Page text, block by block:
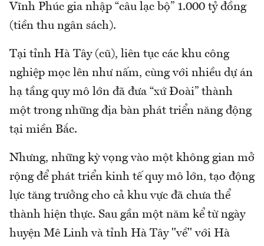
Vĩnh Phúc gia nhập “câu lạc bộ” 1.000 tỷ đồng
(tiền thu ngân sách).
Tại tỉnh Hà Tây (cũ), liên tục các khu công
nghiệp mọc lên như nấm, cùng với nhiều dự án
hạ tầng quy mô lớn đã đưa “xứ Đoài” thành
một trong những địa bàn phát triển năng động
tại miền Bắc.
Nhưng, những kỳ vọng vào một không gian mở
rộng để phát triển kinh tế quy mô lớn, tạo động
lực tăng trưởng cho cả khu vực đã chưa thể
thành hiện thực. Sau gần một năm kể từ ngày
huyện Mê Linh và tỉnh Hà Tây "về" với Hà